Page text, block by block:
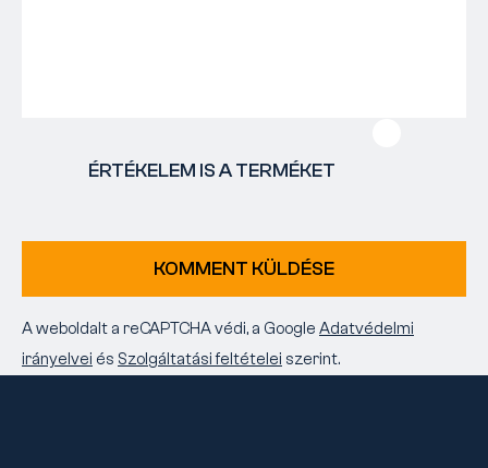
ÉRTÉKELEM IS A TERMÉKET
KOMMENT KÜLDÉSE
A weboldalt a reCAPTCHA védi, a Google Adatvédelmi
irányelvei és Szolgáltatási feltételei szerint.